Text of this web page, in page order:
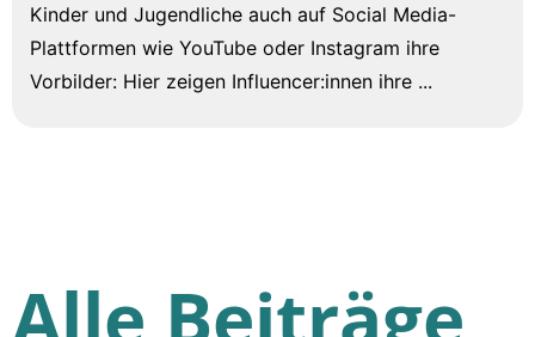
Kinder und Jugendliche auch auf Social Media-
Plattformen wie YouTube oder Instagram ihre
Vorbilder: Hier zeigen Influencer:innen ihre ...